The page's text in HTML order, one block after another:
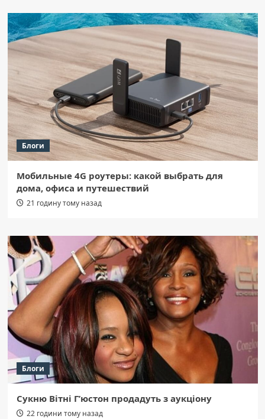
Блоги
Мобильные 4G роутеры: какой выбрать для
дома, офиса и путешествий
21 годину тому назад
Блоги
Сукню Вітні Г’юстон продадуть з аукціону
22 години тому назад